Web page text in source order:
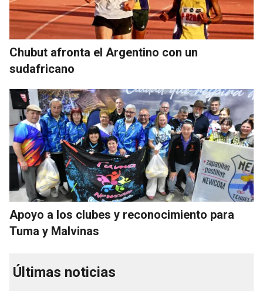
Chubut afronta el Argentino con un
sudafricano
Apoyo a los clubes y reconocimiento para
Tuma y Malvinas
Últimas noticias